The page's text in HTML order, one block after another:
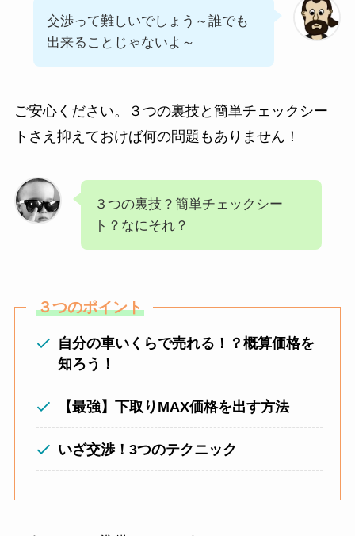
交渉って難しいでしょう～誰でも
出来ることじゃないよ～
ご安心ください。３つの裏技と簡単チェックシー
トさえ抑えておけば何の問題もありません！
３つの裏技？簡単チェックシー
ト？なにそれ？
３つのポイント
自分の車いくらで売れる！？概算価格を
知ろう！
【最強】下取りMAX価格を出す方法
いざ交渉！3つのテクニック